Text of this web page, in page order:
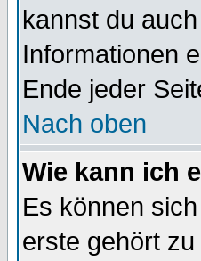
kannst du
Informationen
Ende jeder
Nach oben
Wie kann ich
Es können
erste gehört